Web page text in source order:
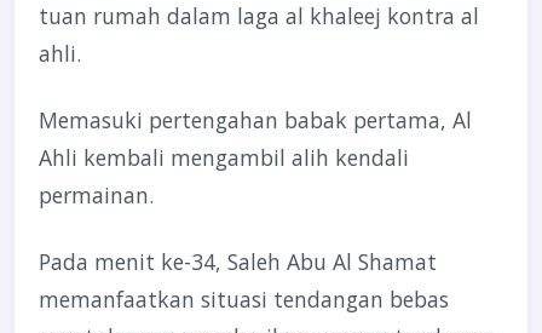
tuan rumah dalam laga al khaleej kontra al
ahli.
Memasuki pertengahan babak pertama, Al
Ahli kembali mengambil alih kendali
permainan.
Pada menit ke-34, Saleh Abu Al Shamat
memanfaatkan situasi tendangan bebas